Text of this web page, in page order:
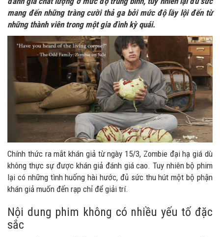
mang đến những tràng cười thả ga bởi mức độ lầy lội đến từ
những thành viên trong một gia đình kỳ quái.
Chính thức ra mắt khán giả từ ngày 15/3, Zombie đại hạ giá dù
không thực sự được khán giả đánh giá cao. Tuy nhiên bộ phim
lại có những tình huống hài hước, đủ sức thu hút một bộ phận
khán giả muốn đến rạp chỉ để giải trí.
Nội dung phim không có nhiều yếu tố đặc
sắc